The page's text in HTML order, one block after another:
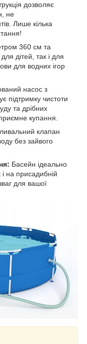
дозволяє
не
Лише кілька
360 см та
дітей, так і для
для водних ігор
насос з
підтримку чистоти
та дрібних
купання.
клапан
без зайвого
Басейн ідеально
і на присадибній
для вашої